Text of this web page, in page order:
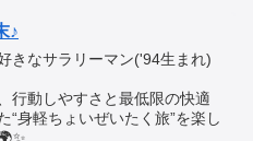
♪
きなサラリーマン('94生まれ)
行動しやすさと最低限の快適
“身軽ちょいぜいたく旅”を楽し